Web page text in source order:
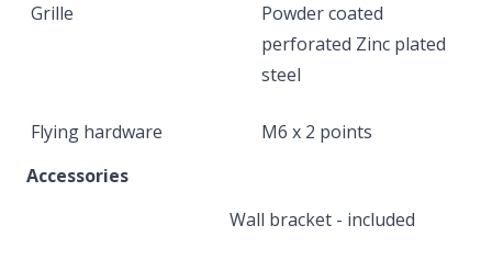
Grille
Powder coated
perforated Zinc plated
steel
Flying hardware
M6 x 2 points
Accessories
Wall bracket - included